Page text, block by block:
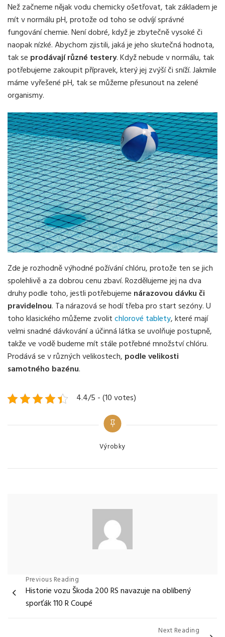
Než začneme nějak vodu chemicky ošetřovat, tak základem je
mít v normálu pH, protože od toho se odvíjí správné
fungování chemie. Není dobré, když je zbytečně vysoké či
naopak nízké. Abychom zjistili, jaká je jeho skutečná hodnota,
tak se prodávají různé testery. Když nebude v normálu, tak
potřebujeme zakoupit přípravek, který jej zvýší či sníží. Jakmile
máme vyřešené pH, tak se můžeme přesunout na zelené
organismy.
Zde je rozhodně výhodné požívání chlóru, protože ten se jich
spolehlivě a za dobrou cenu zbaví. Rozdělujeme jej na dva
druhy podle toho, jestli potřebujeme nárazovou dávku či
pravidelnou. Ta nárazová se hodí třeba pro start sezóny. U
toho klasického můžeme zvolitchlorové tablety, které mají
velmi snadné dávkování a účinná látka se uvolňuje postupně,
takže ve vodě budeme mít stále potřebné množství chlóru.
Prodává se v různých velikostech, podle velikosti
samotného bazénu.
4.4/5 - (10 votes)
Categories
Výrobky
Navigace
pro
příspěvek
Previous Reading
Historie vozu Škoda 200 RS navazuje na oblíbený
sporťák 110 R Coupé
Next Reading